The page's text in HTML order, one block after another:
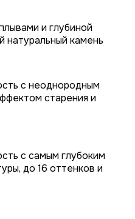
и глубиной
натуральный камень
с неоднородным
старения и
с самым глубоким
до 16 оттенков и